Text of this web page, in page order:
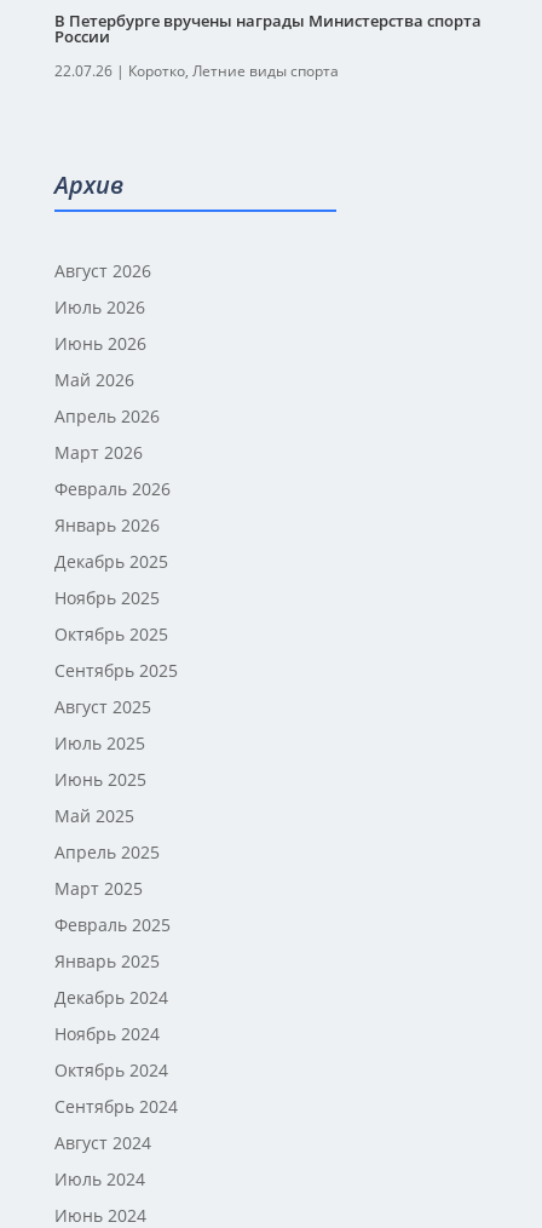
В Петербурге вручены награды Министерства спорта
России
22.07.26| Коротко, Летние виды спорта
Архив
Август 2026
Июль 2026
Июнь 2026
Май 2026
Апрель 2026
Март 2026
Февраль 2026
Январь 2026
Декабрь 2025
Ноябрь 2025
Октябрь 2025
Сентябрь 2025
Август 2025
Июль 2025
Июнь 2025
Май 2025
Апрель 2025
Март 2025
Февраль 2025
Январь 2025
Декабрь 2024
Ноябрь 2024
Октябрь 2024
Сентябрь 2024
Август 2024
Июль 2024
Июнь 2024